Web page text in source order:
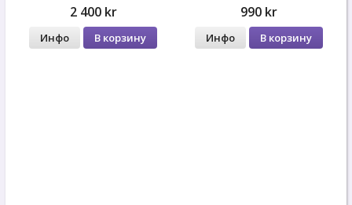
2 400 kr
Инфо В корзину
990 kr
Инфо В корзину